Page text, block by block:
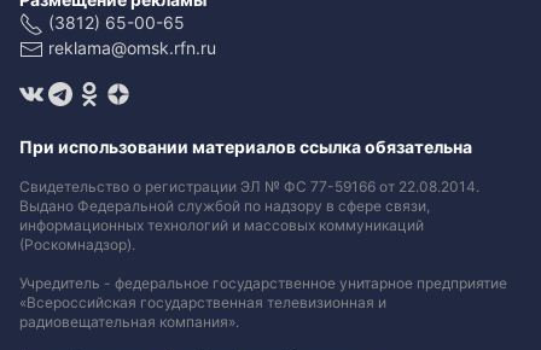
(3812) 65-00-65
reklama@omsk.rfn.ru
При использовании материалов ссылка обязательна
Свидетельство о регистрации ЭЛ № ФС 77-59166 от 22.08.2014.
Выдано Федеральной службой по надзору в сфере связи,
информационных технологий и массовых коммуникаций
(Роскомнадзор).
Учредитель - федеральное государственное унитарное предприятие
«Всероссийская государственная телевизионная и
радиовещательная компания».